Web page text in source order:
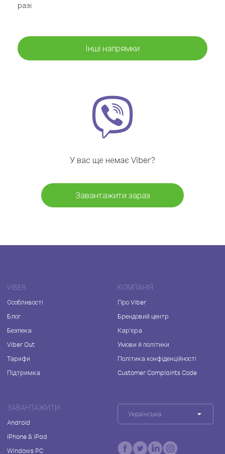
разі
Інші напрямки
У вас ще немає Viber?
Завантажити зараз
VIBER
Особливості
Блог
Безпека
Viber Out
Тарифи
Підтримка
КОМПАНІЯ
Про Viber
Брендовий центр
Кар'єра
Умови й політики
Політика конфіденційності
Customer Complaints Code
ЗАВАНТАЖИТИ
Android
iPhone & iPad
Windows PC
Українська